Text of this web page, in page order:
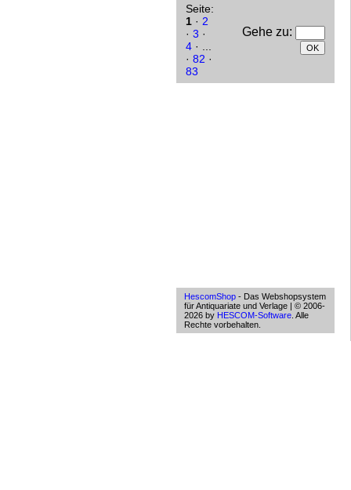
Seite:
1 · 2
· 3 ·
4 · ...
· 82 ·
83
Gehe zu:
HescomShop - Das Webshopsystem
für Antiquariate und Verlage | © 2006-
2026 by HESCOM-Software . Alle
Rechte vorbehalten.